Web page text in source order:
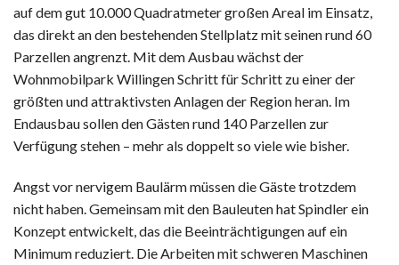
auf dem gut 10.000 Quadratmeter großen Areal im Einsatz,
das direkt an den bestehenden Stellplatz mit seinen rund 60
Parzellen angrenzt. Mit dem Ausbau wächst der
Wohnmobilpark Willingen Schritt für Schritt zu einer der
größten und attraktivsten Anlagen der Region heran. Im
Endausbau sollen den Gästen rund 140 Parzellen zur
Verfügung stehen – mehr als doppelt so viele wie bisher.
Angst vor nervigem Baulärm müssen die Gäste trotzdem
nicht haben. Gemeinsam mit den Bauleuten hat Spindler ein
Konzept entwickelt, das die Beeinträchtigungen auf ein
Minimum reduziert. Die Arbeiten mit schweren Maschinen